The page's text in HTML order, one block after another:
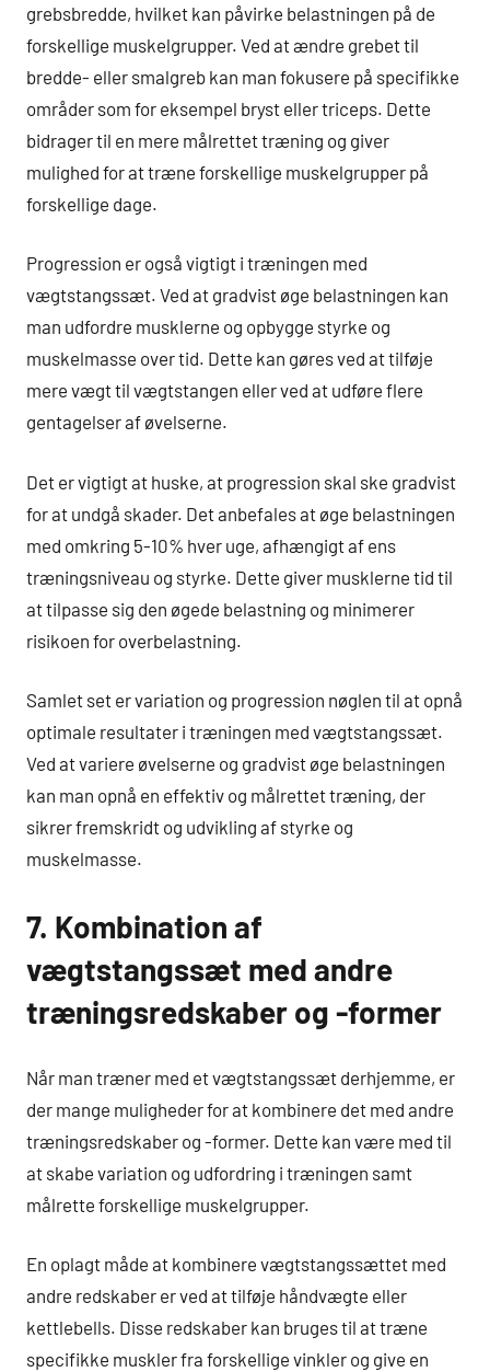
grebsbredde, hvilket kan påvirke belastningen på de
forskellige muskelgrupper. Ved at ændre grebet til
bredde- eller smalgreb kan man fokusere på specifikke
områder som for eksempel bryst eller triceps. Dette
bidrager til en mere målrettet træning og giver
mulighed for at træne forskellige muskelgrupper på
forskellige dage.
Progression er også vigtigt i træningen med
vægtstangssæt. Ved at gradvist øge belastningen kan
man udfordre musklerne og opbygge styrke og
muskelmasse over tid. Dette kan gøres ved at tilføje
mere vægt til vægtstangen eller ved at udføre flere
gentagelser af øvelserne.
Det er vigtigt at huske, at progression skal ske gradvist
for at undgå skader. Det anbefales at øge belastningen
med omkring 5-10% hver uge, afhængigt af ens
træningsniveau og styrke. Dette giver musklerne tid til
at tilpasse sig den øgede belastning og minimerer
risikoen for overbelastning.
Samlet set er variation og progression nøglen til at opnå
optimale resultater i træningen med vægtstangssæt.
Ved at variere øvelserne og gradvist øge belastningen
kan man opnå en effektiv og målrettet træning, der
sikrer fremskridt og udvikling af styrke og
muskelmasse.
7. Kombination af
vægtstangssæt med andre
træningsredskaber og -former
Når man træner med et vægtstangssæt derhjemme, er
der mange muligheder for at kombinere det med andre
træningsredskaber og -former. Dette kan være med til
at skabe variation og udfordring i træningen samt
målrette forskellige muskelgrupper.
En oplagt måde at kombinere vægtstangssættet med
andre redskaber er ved at tilføje håndvægte eller
kettlebells. Disse redskaber kan bruges til at træne
specifikke muskler fra forskellige vinkler og give en